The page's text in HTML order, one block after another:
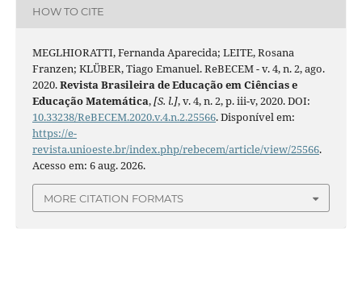
HOW TO CITE
MEGLHIORATTI, Fernanda Aparecida; LEITE, Rosana
Franzen; KLÜBER, Tiago Emanuel. ReBECEM - v. 4, n. 2, ago.
2020.Revista Brasileira de Educação em Ciências e
Educação Matemática,[S. l.], v. 4, n. 2, p. iii-v, 2020. DOI:
10.33238/ReBECEM.2020.v.4.n.2.25566. Disponível em:
https://e-
revista.unioeste.br/index.php/rebecem/article/view/25566.
Acesso em: 6 aug. 2026.
MORE CITATION FORMATS